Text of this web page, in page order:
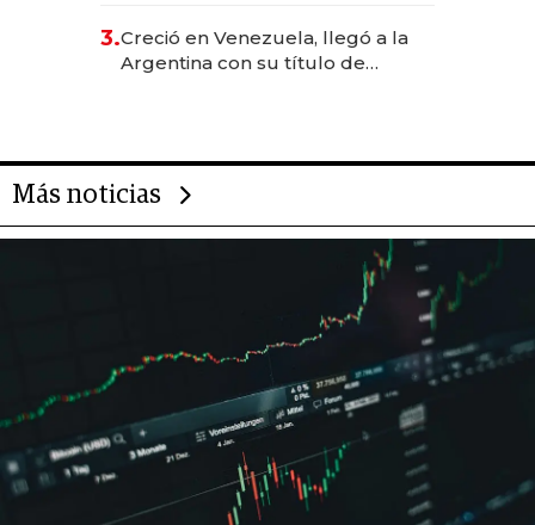
3.Creció en Venezuela, llegó a la
Argentina con su título de
Más noticias